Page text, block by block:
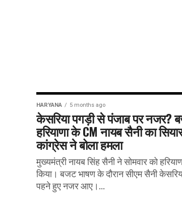
HARYANA 5 months ago
केसरिया पगड़ी से पंजाब पर नजर?
हरियाणा के CM नायब सैनी का
कांग्रेस ने बोला हमला
मुख्यमंत्री नायब सिंह सैनी ने सोमवार को
किया। बजट भाषण के दौरान सीएम सैनी
पहने हुए नजर आए।...